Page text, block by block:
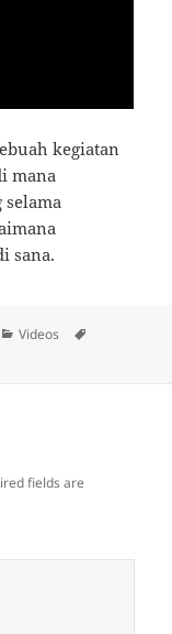
kegiatan
mana
sana.
Categories
Videos
fields are